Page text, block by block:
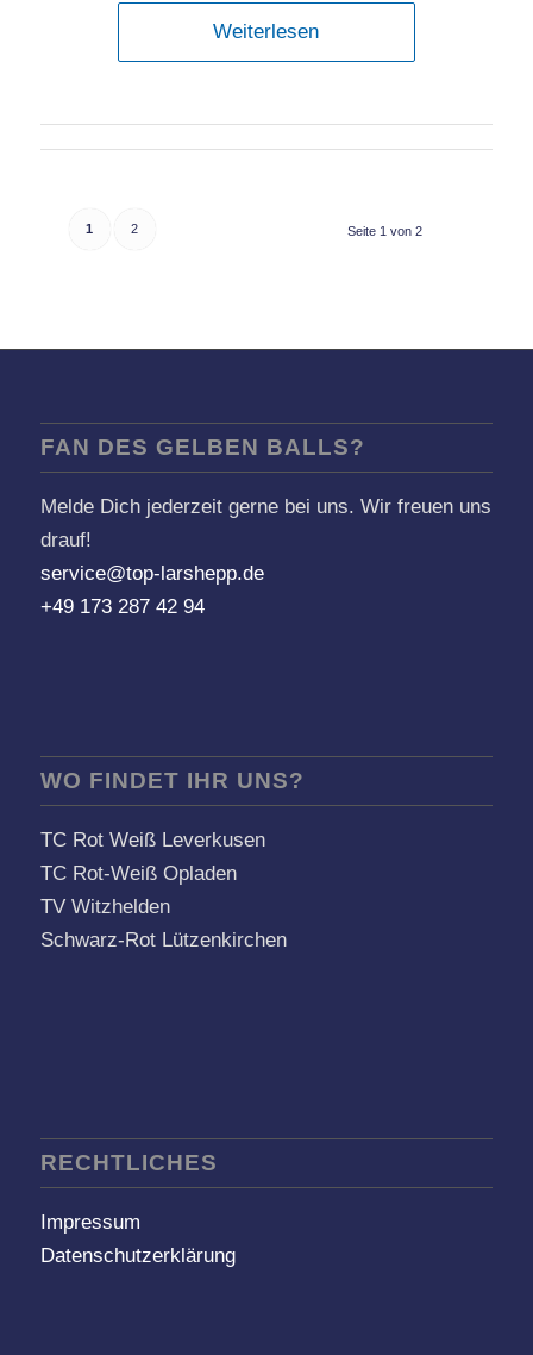
Weiterlesen
Seite 1 von 2
1 2
FAN DES GELBEN BALLS?
Melde Dich jederzeit gerne bei uns. Wir freuen uns
drauf!
service@top-larshepp.de
+49 173 287 42 94
WO FINDET IHR UNS?
TC Rot Weiß Leverkusen
TC Rot-Weiß Opladen
TV Witzhelden
Schwarz-Rot Lützenkirchen
RECHTLICHES
Impressum
Datenschutzerklärung